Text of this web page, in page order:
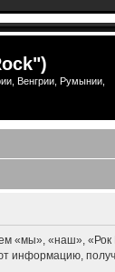
Венгрии, Румынии,
«мы», «наш»,
информацию,